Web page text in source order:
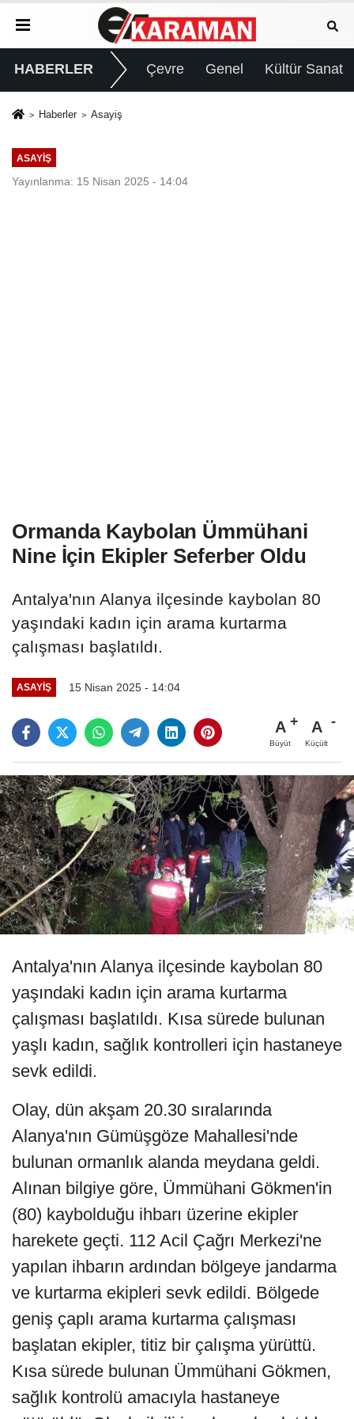
HABERLER Çevre Genel Kültür Sanat
Haberler Asayiş
ASAYIŞ
Yayınlanma: 15 Nisan 2025 - 14:04
Ormanda Kaybolan Ümmühani
Nine İçin Ekipler Seferber Oldu
Antalya'nın Alanya ilçesinde kaybolan 80
yaşındaki kadın için arama kurtarma
çalışması başlatıldı.
ASAYIŞ 15 Nisan 2025 - 14:04
A
Büyüt
A
Küçült
Antalya'nın Alanya ilçesinde kaybolan 80
yaşındaki kadın için arama kurtarma
çalışması başlatıldı. Kısa sürede bulunan
yaşlı kadın, sağlık kontrolleri için hastaneye
sevk edildi.
Olay, dün akşam 20.30 sıralarında
Alanya'nın Gümüşgöze Mahallesi'nde
bulunan ormanlık alanda meydana geldi.
Alınan bilgiye göre, Ümmühani Gökmen'in
(80) kaybolduğu ihbarı üzerine ekipler
harekete geçti. 112 Acil Çağrı Merkezi'ne
yapılan ihbarın ardından bölgeye jandarma
ve kurtarma ekipleri sevk edildi. Bölgede
geniş çaplı arama kurtarma çalışması
başlatan ekipler, titiz bir çalışma yürüttü.
Kısa sürede bulunan Ümmühani Gökmen,
sağlık kontrolü amacıyla hastaneye